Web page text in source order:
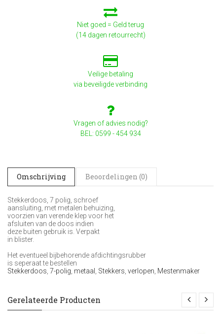
Niet goed = Geld terug
(14 dagen retourrecht)
Veilige betaling
via beveiligde verbinding
Vragen of advies nodig?
BEL: 0599 - 454 934
Omschrijving Beoordelingen (0)
Stekkerdoos, 7 polig, schroef
aansluiting, met metalen behuizing,
voorzien van verende klep voor het
afsluiten van de doos indien
deze buiten gebruik is. Verpakt
in blister.
Het eventueel bijbehorende afdichtingsrubber
is seperaat te bestellen
Stekkerdoos 7-polig metaal Stekkers verlopen Mestenmaker
Gerelateerde Producten